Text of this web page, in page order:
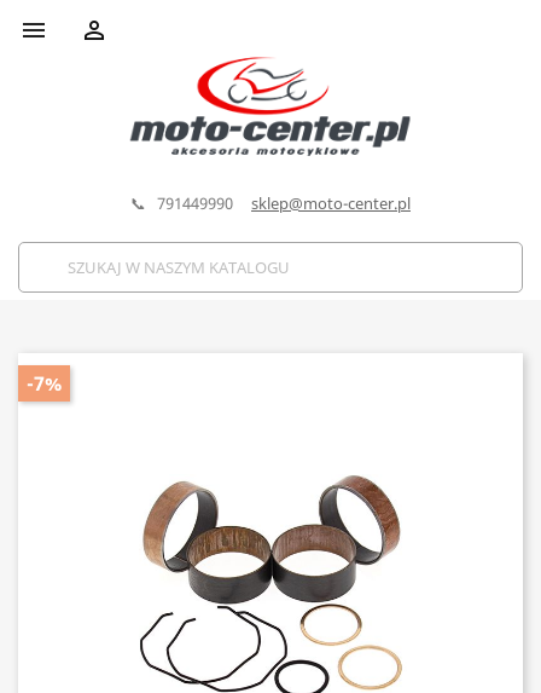
 
📞 791449990 sklep@moto-center.pl
-7%